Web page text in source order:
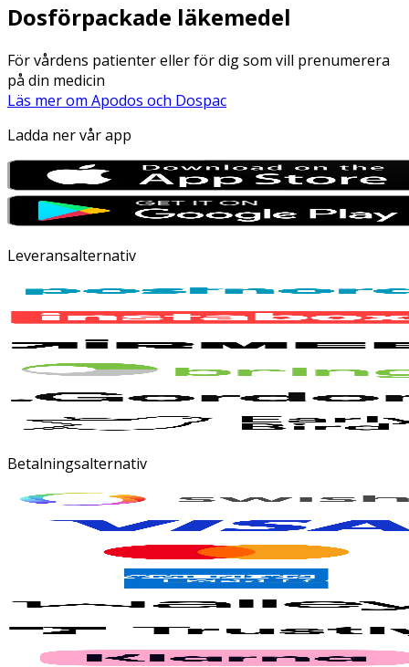
Dosförpackade läkemedel
För vårdens patienter eller för dig som vill prenumerera
på din medicin
Läs mer om Apodos och Dospac
Ladda ner vår app
Leveransalternativ
Betalningsalternativ